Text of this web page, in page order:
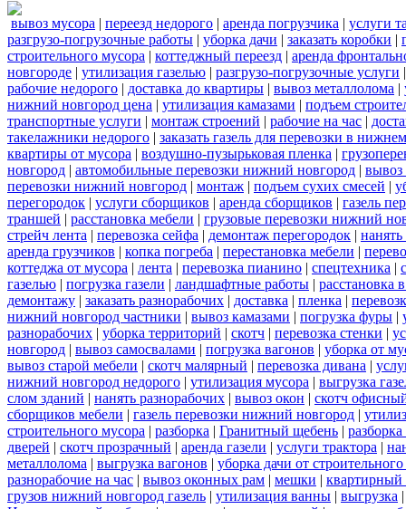
вывоз мусора | переезд недорого | аренда погрузчика | услуги
разгрузо-погрузочные работы | уборка дачи | заказать коробки |
строительного мусора | коттеджный переезд | аренда
новгороде | утилизация газелью | разгрузо-погрузочные услуги
рабочие недорого | доставка до квартиры | вывоз металлолома |
нижний новгород цена | утилизация камазами | подъем
транспортные услуги | монтаж строений | рабочие на час |
такелажники недорого | заказать газель для перевозки в
квартиры от мусора | воздушно-пузырьковая пленка |
новгород | автомобильные перевозки нижний новгород | вывоз
перевозки нижний новгород | монтаж | подъем сухих смесей |
перегородок | услуги сборщиков | аренда сборщиков | газель
траншей | расстановка мебели | грузовые перевозки нижний
стрейч лента | перевозка сейфа | демонтаж перегородок |
аренда грузчиков | копка погреба | перестановка мебели |
коттеджа от мусора | лента | перевозка пианино | спецтехника |
газелью | погрузка газели | ландшафтные работы | расстановка
демонтажу | заказать разнорабочих | доставка | пленка |
нижний новгород частники | вывоз камазами | погрузка фуры |
разнорабочих | уборка территорий | скотч | перевозка стенки |
новгород | вывоз самосвалами | погрузка вагонов | уборка от
вывоз старой мебели | скотч малярный | перевозка дивана |
нижний новгород недорого | утилизация мусора | выгрузка
слом зданий | нанять разнорабочих | вывоз окон | скотч
сборщиков мебели | газель перевозки нижний новгород |
строительного мусора | разборка | Гранитный щебень |
дверей | скотч прозрачный | аренда газели | услуги трактора |
металлолома | выгрузка вагонов | уборка дачи от
разнорабочие на час | вывоз оконных рам | мешки | квартирный
грузов нижний новгород газель | утилизация ванны | выгрузка